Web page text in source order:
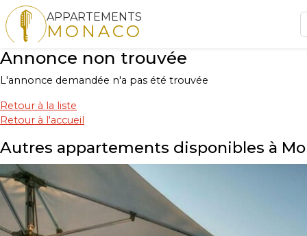
APPARTEMENTS
MONACO
Annonce non trouvée
L'annonce demandée n'a pas été trouvée
Retour à la liste
Retour à l'accueil
Autres appartements disponibles à